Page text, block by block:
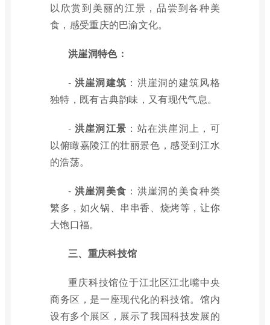
以欣赏到美丽的江景，品尝到各种美
食，感受重庆的巴渝文化。
洪崖洞特色：
- 洪崖洞建筑 ：洪崖洞的建筑风格
独特，既有古典韵味，又有现代气息。
- 洪崖洞江景 ：站在洪崖洞上，可
以俯瞰嘉陵江的壮丽景色，感受到江水
的浩荡。
- 洪崖洞美食 ：洪崖洞的美食种类
繁多，如火锅、串串香、烧烤等，让你
大饱口福。
三、重庆科技馆
重庆科技馆位于江北区江北嘴中央
商务区，是一座现代化的科技馆。馆内
设有多个展区，展示了我国科技发展的